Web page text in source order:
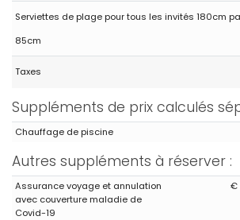
Serviettes de plage pour tous les invités 180cm
85cm
Taxes
Suppléments de prix calculés
Chauffage de piscine
Autres suppléments à réserver :
Assurance voyage et annulation
avec couverture maladie de
Covid-19
€